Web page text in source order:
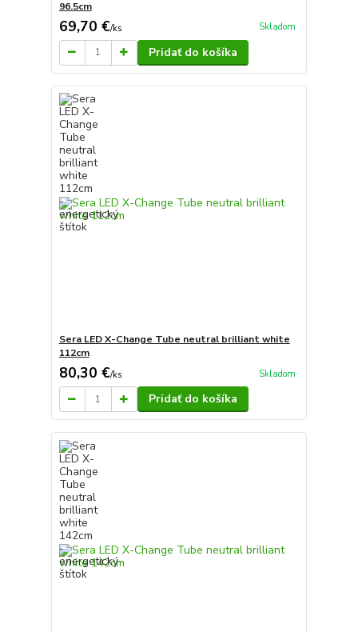
96.5cm
69,70 €/ks Skladom
Pridať do košíka
Sera LED X-Change Tube neutral brilliant white
112cm
80,30 €/ks Skladom
Pridať do košíka